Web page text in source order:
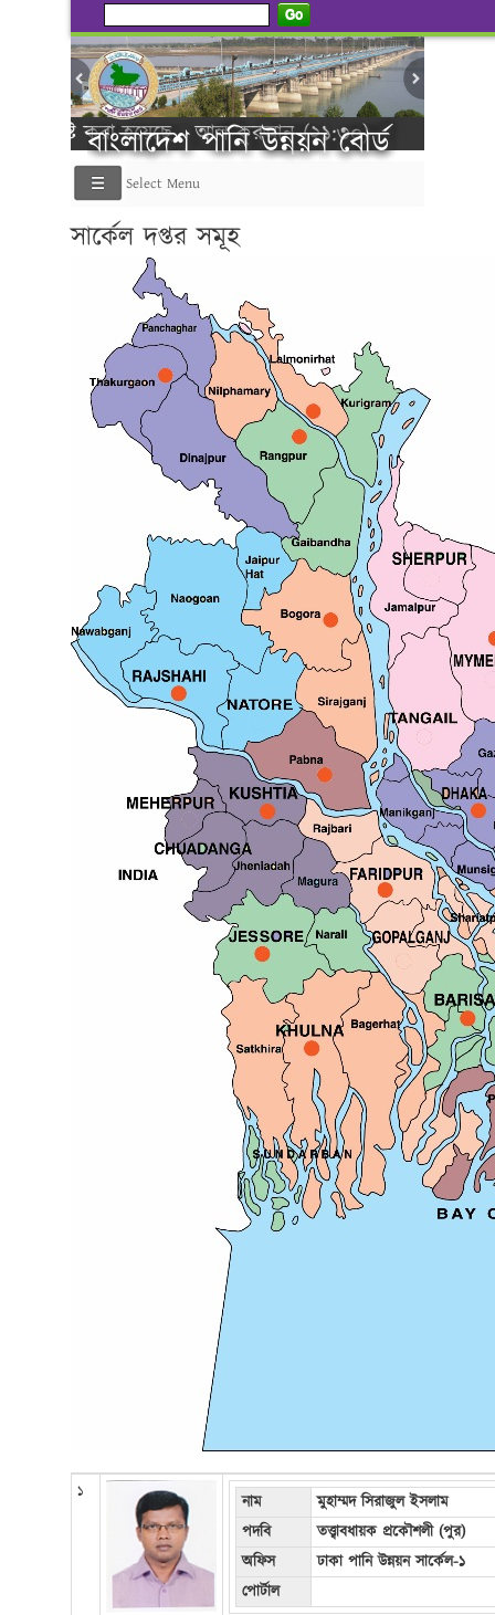
Go
বাংলাদেশ পানি উন্নয়ন বোর্ড
করা হয়েছে - আল কুরআন (২১:৩০)
Select Menu
সার্কেল দপ্তর সমূহ
১ নাম
মুহাম্মদ সিরাজুল ইসলাম
পদবি
তত্ত্বাবধায়ক প্রকৌশলী (পুর)
অফিস
ঢাকা পানি উন্নয়ন সার্কেল-১
পোর্টাল